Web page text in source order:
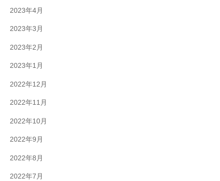
2023年4月
2023年3月
2023年2月
2023年1月
2022年12月
2022年11月
2022年10月
2022年9月
2022年8月
2022年7月